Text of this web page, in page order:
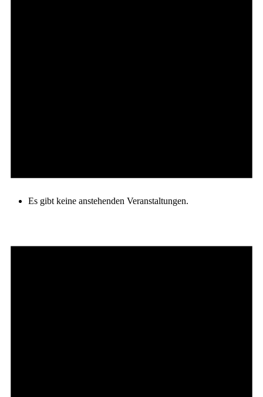
Es gibt keine anstehenden Veranstaltungen.